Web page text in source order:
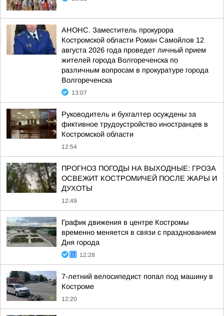
АНОНС. Заместитель прокурора
Костромской области Роман Самойлов 12
августа 2026 года проведет личный прием
жителей города Волгореченска по
различным вопросам в прокуратуре города
Волгореченска
13:07
Руководитель и бухгалтер осуждены за
фиктивное трудоустройство иностранцев в
Костромской области
12:54
ПРОГНОЗ ПОГОДЫ НА ВЫХОДНЫЕ: ГРОЗА
ОСВЕЖИТ КОСТРОМИЧЕЙ ПОСЛЕ ЖАРЫ И
ДУХОТЫ
12:49
График движения в центре Костромы
временно меняется в связи с празднованием
Дня города
12:28
7-летний велосипедист попал под машину в
Костроме
12:20